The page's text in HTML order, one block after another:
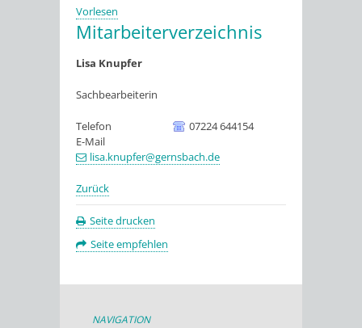
Vorlesen
Mitarbeiterverzeichnis
Lisa Knupfer
Sachbearbeiterin
Telefon
07224 644154
E-Mail
lisa.knupfer@gernsbach.de
Zurück
Seite drucken
Seite empfehlen
NAVIGATION